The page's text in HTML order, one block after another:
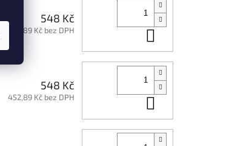
548 Kč
452,89 Kč bez DPH
548 Kč
452,89 Kč bez DPH